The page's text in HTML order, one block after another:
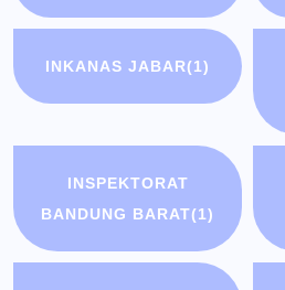
INKANAS JABAR(1)
INSPEKTORAT
BANDUNG BARAT(1)